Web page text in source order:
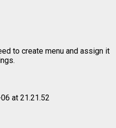
to create menu and assign it